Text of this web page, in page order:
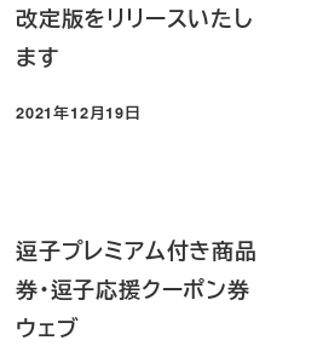
改定版をリリースいたし
ます
投稿日
2021年12月19日
逗子プレミアム付き商品
券・逗子応援クーポン券
ウェブ